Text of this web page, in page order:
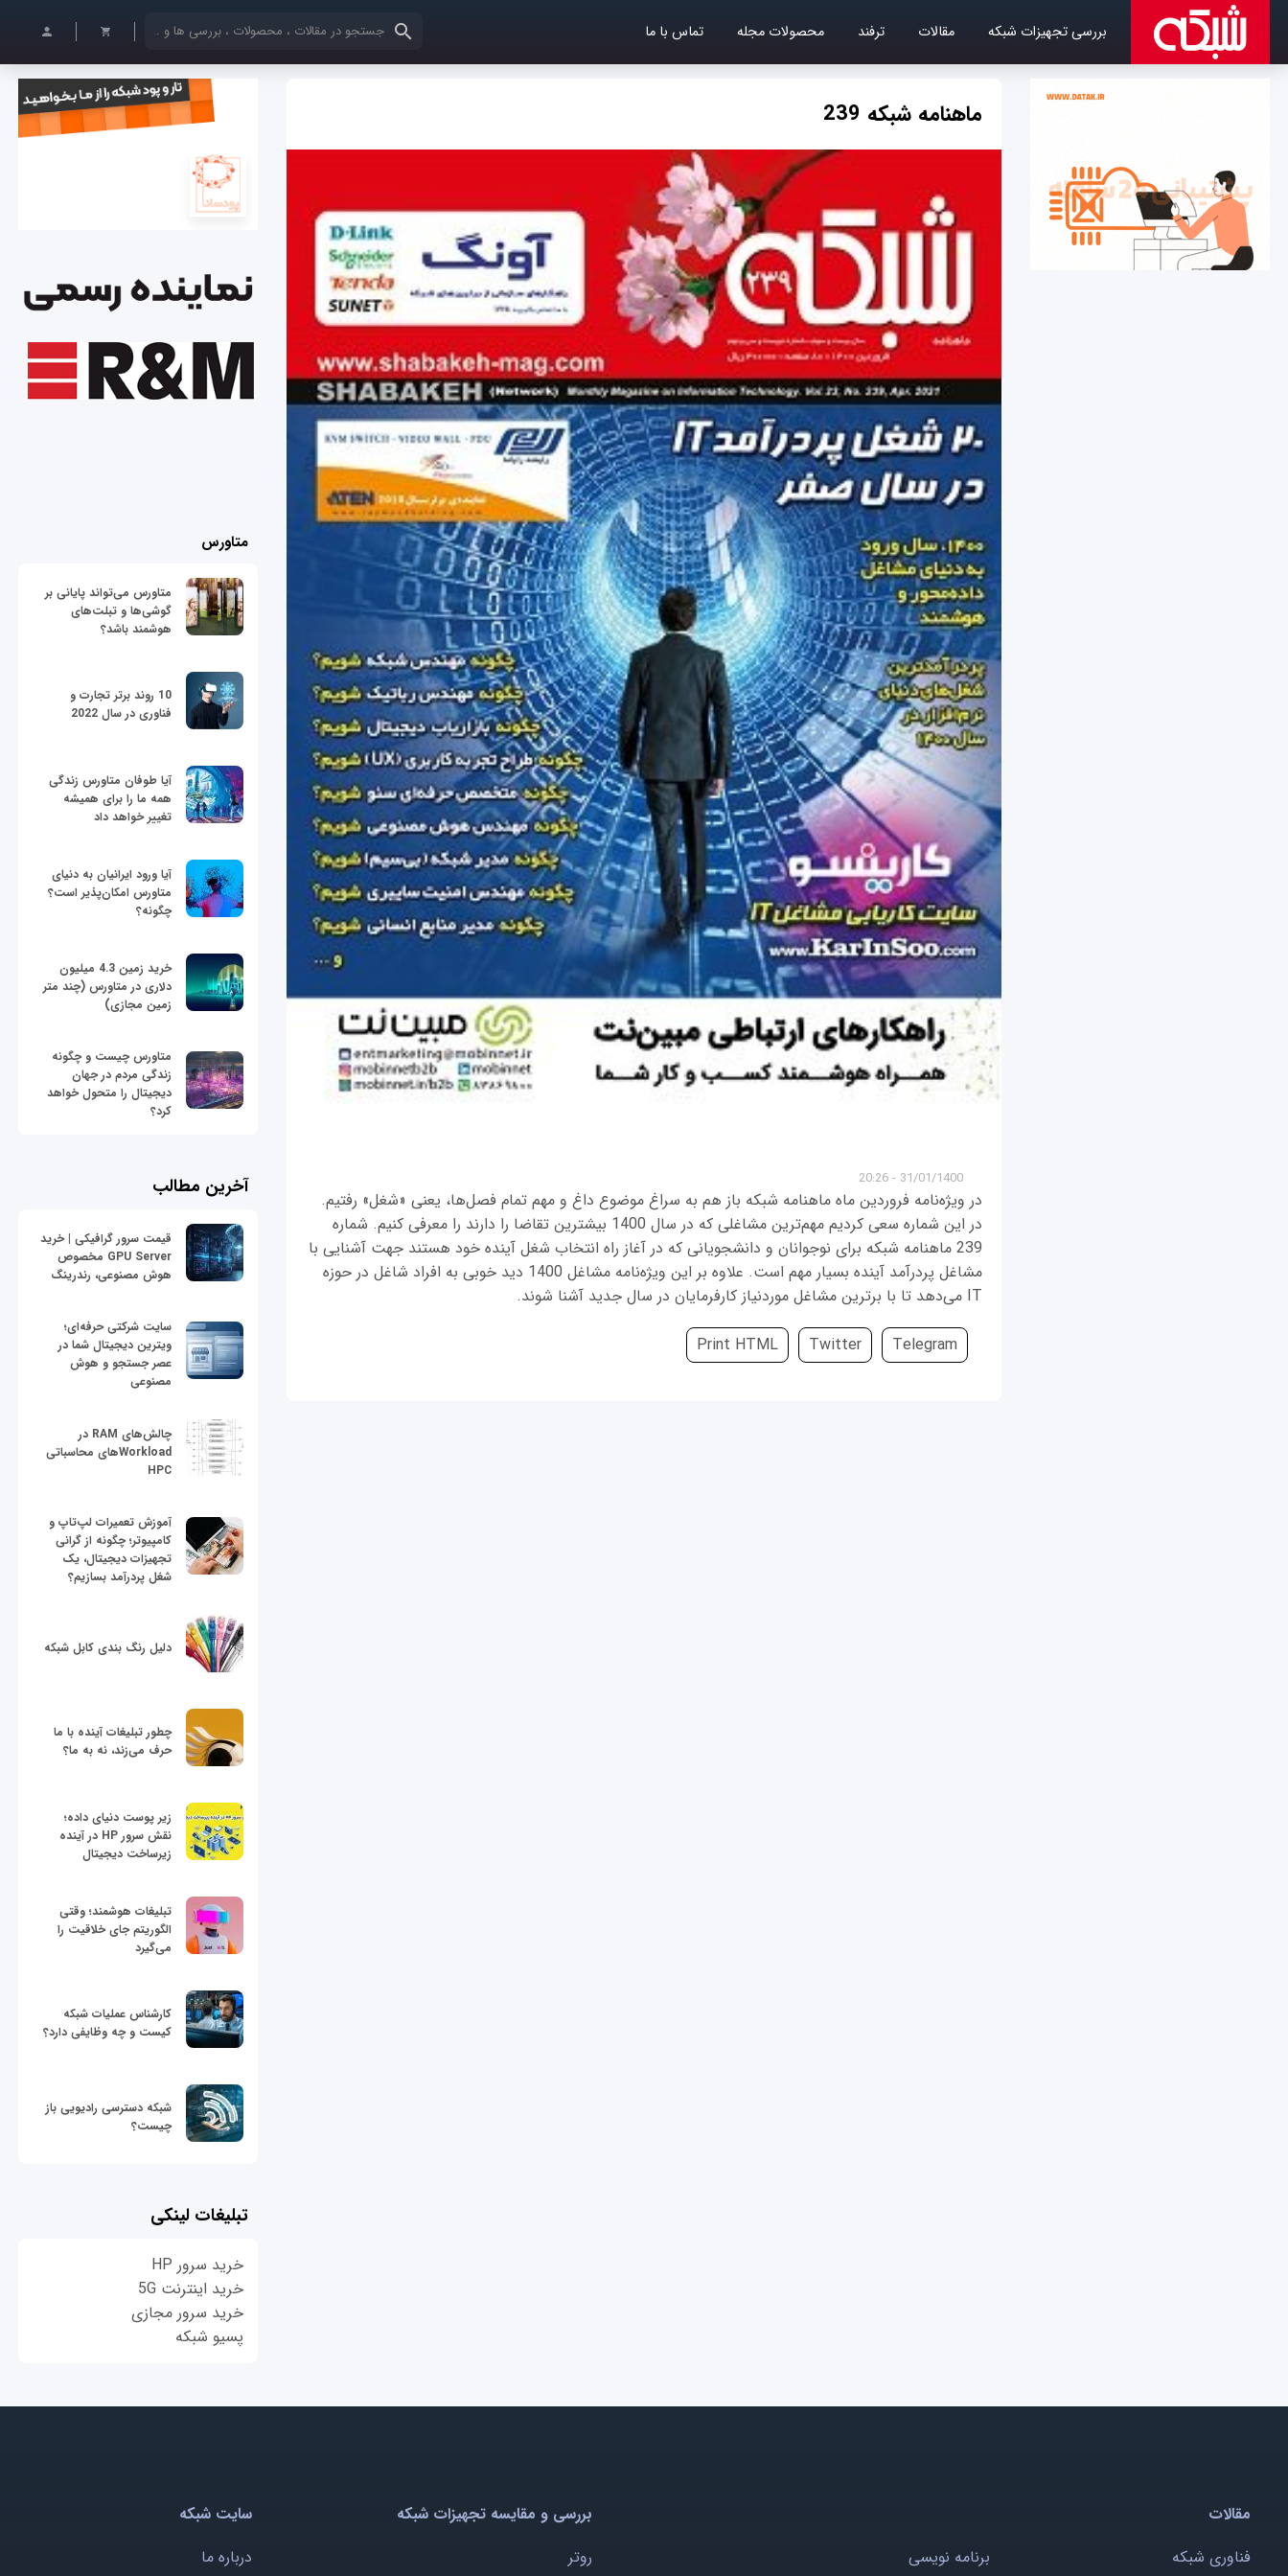
بررسی تجهیزات شبکه مقالات ترفند محصولات مجله تماس با ما کلمات کلیدی خود را وارد کنید
ماهنامه شبکه 239
31/01/1400 - 20:26
در ویژه‌نامه فروردین ماه ماهنامه شبکه باز هم به سراغ موضوع داغ و مهم تمام فصل‌ها، یعنی «شغل» رفتیم.
در این شماره سعی کردیم مهم‌ترین مشاغلی که در سال 1400 بیشترین تقاضا را دارند را معرفی کنیم. شماره
239 ماهنامه شبکه برای نوجوانان و دانشجویانی که در آغاز راه انتخاب شغل آینده خود هستند جهت آشنایی با
مشاغل پردرآمد آینده بسیار مهم است. علاوه بر این ویژه‌نامه مشاغل 1400 دید خوبی به افراد شاغل در حوزه‌
IT می‌دهد تا با برترین مشاغل موردنیاز کارفرمایان در سال جدید آشنا شوند.
Telegram
Twitter
Print HTML
متاورس
متاورس می‌تواند پایانی بر
گوشی‌ها و تبلت‌های
هوشمند باشد؟
10 روند برتر تجارت و
فناوری در سال 2022
آیا طوفان متاورس زندگی
همه ما را برای همیشه
تغییر خواهد داد
آیا ورود ایرانیان به دنیای
متاورس امکان‌پذیر است؟
چگونه؟
خرید زمین 4.3 میلیون
دلاری در متاورس (چند متر
زمین مجازی)
متاورس چیست و چگونه
زندگی مردم در جهان
دیجیتال را متحول خواهد
کرد؟
آخرین مطالب
قیمت سرور گرافیکی | خرید
GPU Server مخصوص
هوش مصنوعی، رندرینگ
سایت شرکتی حرفه‌ای؛
ویترین دیجیتال شما در
عصر جستجو و هوش
مصنوعی
چالش‌های RAM در
Workloadهای محاسباتی
HPC
آموزش تعمیرات لپ‌تاپ و
کامپیوتر؛ چگونه از گرانی
تجهیزات دیجیتال، یک
شغل پردرآمد بسازیم؟
دلیل رنگ بندی کابل شبکه
چطور تبلیغات آینده با ما
حرف می‌زند، نه به ما؟
زیر پوست دنیای داده؛
نقش سرور HP در آینده
زیرساخت دیجیتال
تبلیغات هوشمند؛ وقتی
الگوریتم جای خلاقیت را
می‌گیرد
کارشناس عملیات شبکه
کیست و چه وظایفی دارد؟
شبکه دسترسی رادیویی باز
چیست؟
تبلیغات لینکی
خرید سرور HP
خرید اینترنت 5G
خرید سرور مجازی
پسیو شبکه
مقالات
فناوری شبکه
برنامه نویسی
بررسی و مقایسه تجهیزات شبکه
روتر
سایت شبکه
درباره ما